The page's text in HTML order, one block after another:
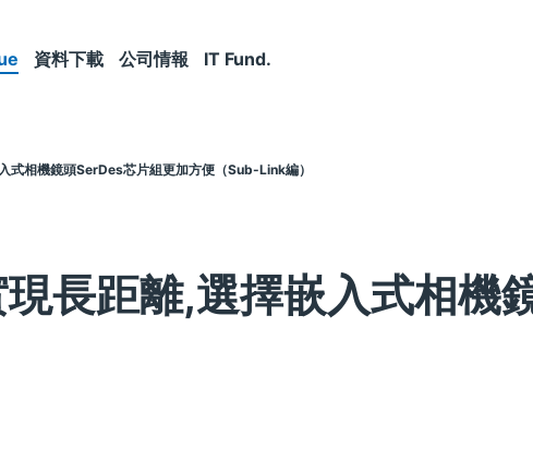
資料下載 公司情報 IT Fund.
相機鏡頭SerDes芯片組更加方便（Sub-Link編）
長距離,選擇嵌入式相機